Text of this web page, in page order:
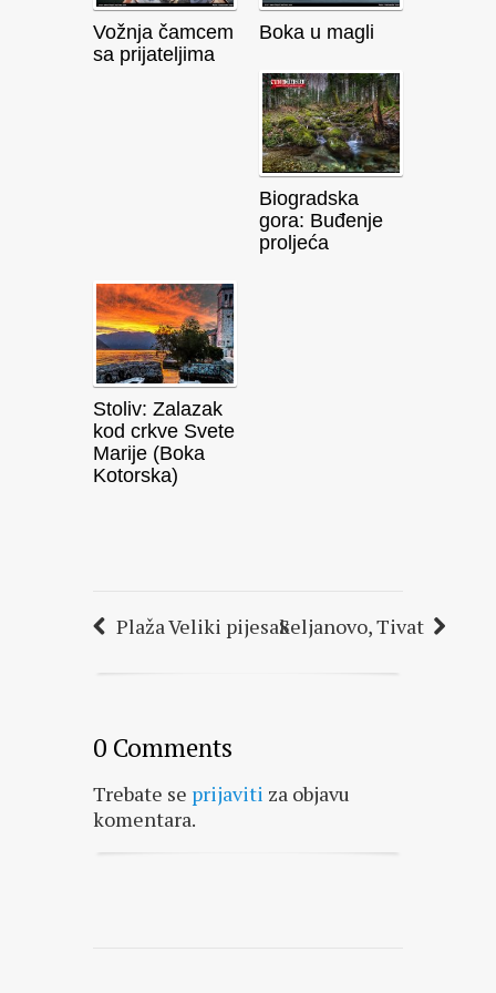
Vožnja čamcem
sa prijateljima
Boka u magli
Biogradska
gora: Buđenje
proljeća
Stoliv: Zalazak
kod crkve Svete
Marije (Boka
Kotorska)
Plaža Veliki pijesakSeljanovo, Tivat
0 Comments
Trebate se prijaviti za objavu
komentara.